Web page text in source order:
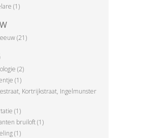
(1)
(21)
(2)
(1)
Kortrijkstraat, Ingelmunster
(1)
bruiloft (1)
(1)